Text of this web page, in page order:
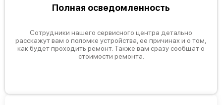
Bosch HSG222020R
Полная осведомленность
Сотрудники нашего сервисного центра детально
расскажут вам о поломке устройства, ее причинах и о том,
как будет проходить ремонт. Также вам сразу сообщат о
стоимости ремонта.